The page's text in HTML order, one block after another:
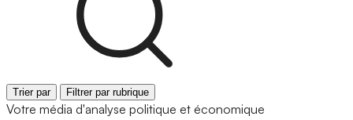
Trier par Filtrer par rubrique
Votre média d'analyse politique et économique